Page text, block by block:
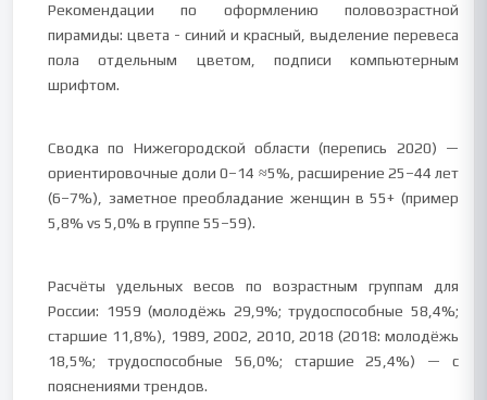
Рекомендации по оформлению половозрастной
пирамиды: цвета - синий и красный, выделение перевеса
пола отдельным цветом, подписи компьютерным
шрифтом.
Сводка по Нижегородской области (перепись 2020) —
ориентировочные доли 0–14 ≈5%, расширение 25–44 лет
(6–7%), заметное преобладание женщин в 55+ (пример
5,8% vs 5,0% в группе 55–59).
Расчёты удельных весов по возрастным группам для
России: 1959 (молодёжь 29,9%; трудоспособные 58,4%;
старшие 11,8%), 1989, 2002, 2010, 2018 (2018: молодёжь
18,5%; трудоспособные 56,0%; старшие 25,4%) — с
пояснениями трендов.